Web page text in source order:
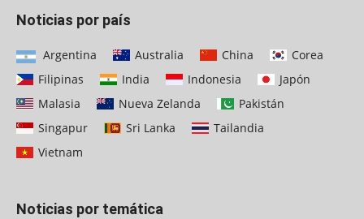
Noticias por país
Argentina Australia China
Corea
Filipinas
India Indonesia
Japón
Malasia
Nueva Zelanda
Pakistán
Singapur
Sri Lanka
Tailandia
Vietnam
Noticias por temática